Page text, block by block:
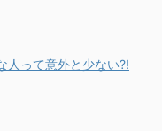
人って意外と少ない⁈